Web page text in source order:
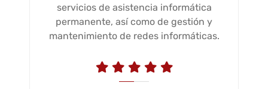
servicios de asistencia informática
permanente, así como de gestión y
mantenimiento de redes informáticas.